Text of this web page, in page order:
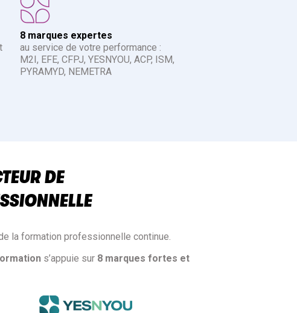
8 marques expertes
au service de votre performance :
M2I, EFE, CFPJ, YESNYOU, ACP, ISM,
PYRAMYD, NEMETRA
DE
la formation professionnelle continue.
s’appuie sur 8 marques fortes et